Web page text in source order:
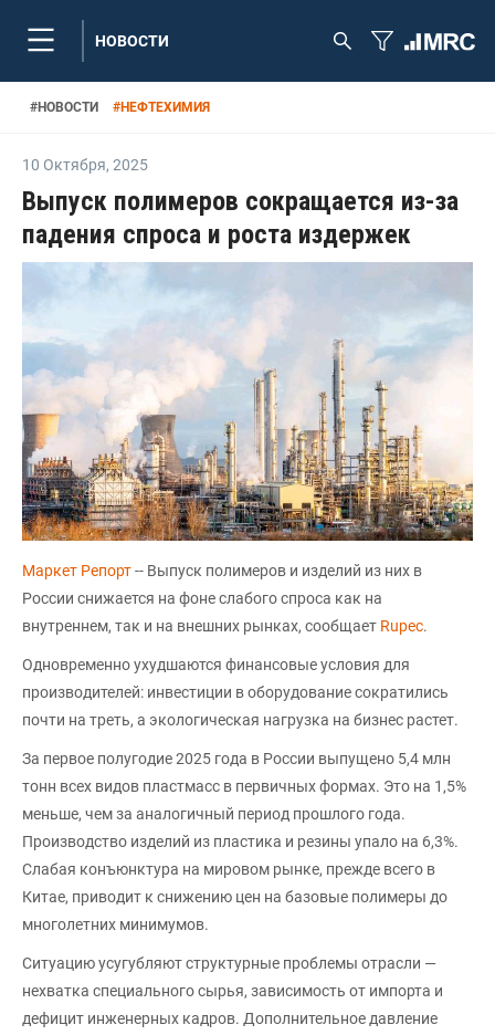
НОВОСТИ
#НОВОСТИ #НЕФТЕХИМИЯ
10 Октября, 2025
Выпуск полимеров сокращается из-за
падения спроса и роста издержек
Маркет Репорт-- Выпуск полимеров и изделий из них в
России снижается на фоне слабого спроса как на
внутреннем, так и на внешних рынках, сообщает Rupec.
Одновременно ухудшаются финансовые условия для
производителей: инвестиции в оборудование сократились
почти на треть, а экологическая нагрузка на бизнес растет.
За первое полугодие 2025 года в России выпущено 5,4 млн
тонн всех видов пластмасс в первичных формах. Это на 1,5%
меньше, чем за аналогичный период прошлого года.
Производство изделий из пластика и резины упало на 6,3%.
Слабая конъюнктура на мировом рынке, прежде всего в
Китае, приводит к снижению цен на базовые полимеры до
многолетних минимумов.
Ситуацию усугубляют структурные проблемы отрасли —
нехватка специального сырья, зависимость от импорта и
дефицит инженерных кадров. Дополнительное давление